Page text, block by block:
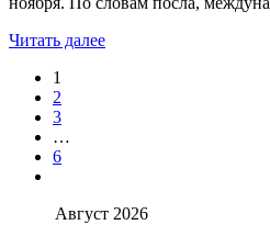
Читать далее
1
2
3
…
6
Август 2026